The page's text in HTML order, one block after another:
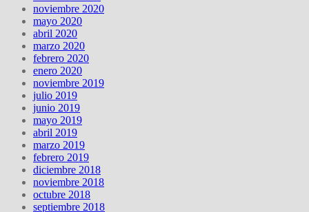
noviembre 2020
mayo 2020
abril 2020
marzo 2020
febrero 2020
enero 2020
noviembre 2019
julio 2019
junio 2019
mayo 2019
abril 2019
marzo 2019
febrero 2019
diciembre 2018
noviembre 2018
octubre 2018
septiembre 2018